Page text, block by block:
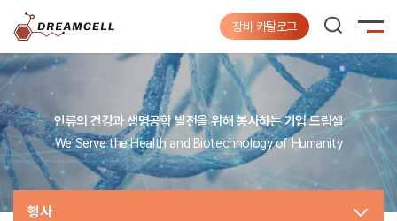
장비 카탈로그
인류의 건강과 생명공학 발전을 위해 봉사하는 기업 드림셀
We Serve the Health and Biotechnology of Humanity
행사